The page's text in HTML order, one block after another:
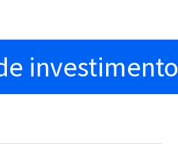
investimento